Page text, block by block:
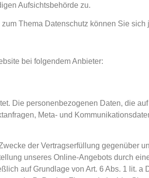
Aufsichtsbehörde zu.
Thema Datenschutz können Sie sich
bei folgendem Anbieter:
Die personenbezogenen Daten, die
Meta- und
der Vertragserfüllung gegenüber
unseres Online-Angebots durch
auf Grundlage von Art. 6 Abs. 1 lit.